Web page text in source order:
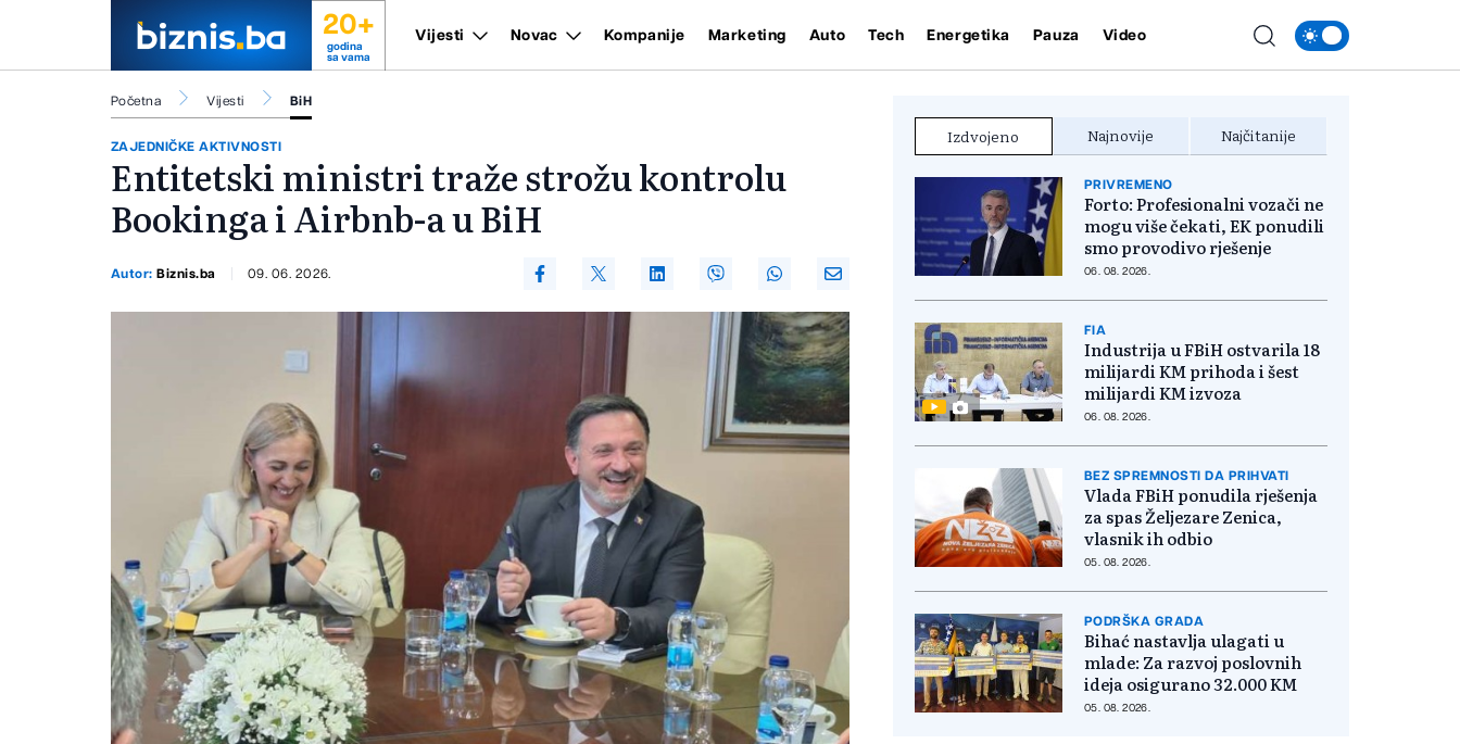
20+
godina
sa vama
Vijesti Novac Kompanije Marketing Auto Tech Energetika Pauza Video
Početna Vijesti BiH
ZAJEDNIČKE AKTIVNOSTI
Entitetski ministri traže strožu kontrolu
Bookinga i Airbnb-a u BiH
Autor:Biznis.ba 09. 06. 2026.
Izdvojeno Najnovije Najčitanije
PRIVREMENO
Forto: Profesionalni vozači ne
mogu više čekati, EK ponudili
smo provodivo rješenje
06. 08. 2026.
FIA
Industrija u FBiH ostvarila 18
milijardi KM prihoda i šest
milijardi KM izvoza
06. 08. 2026.
BEZ SPREMNOSTI DA PRIHVATI
Vlada FBiH ponudila rješenja
za spas Željezare Zenica,
vlasnik ih odbio
05. 08. 2026.
PODRŠKA GRADA
Bihać nastavlja ulagati u
mlade: Za razvoj poslovnih
ideja osigurano 32.000 KM
05. 08. 2026.